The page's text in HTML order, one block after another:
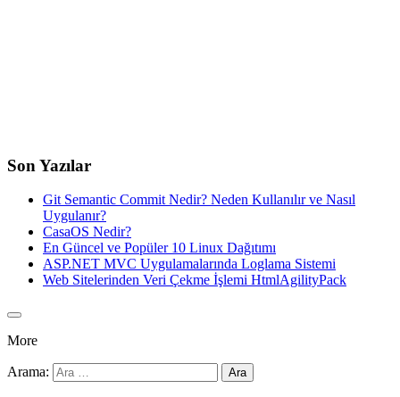
Son Yazılar
Git Semantic Commit Nedir? Neden Kullanılır ve Nasıl
Uygulanır?
CasaOS Nedir?
En Güncel ve Popüler 10 Linux Dağıtımı
ASP.NET MVC Uygulamalarında Loglama Sistemi
Web Sitelerinden Veri Çekme İşlemi HtmlAgilityPack
More
Arama: